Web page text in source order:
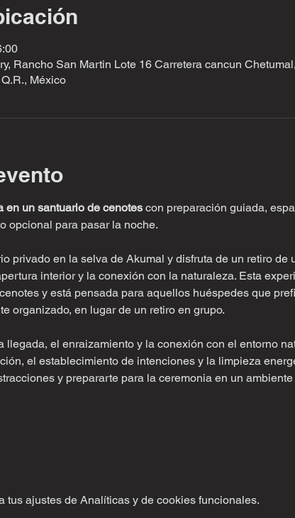
Rancho San Martin Lote 16 Carretera cancun
México
en un santuario de cenotes con preparación guiada,
opcional para pasar la noche.
privado en la selva de Akumal y disfruta de un retiro de
interior y la conexión con la naturaleza. Esta
y está pensada para aquellos huéspedes que
organizado, en lugar de un retiro en grupo.
llegada, el enraizamiento y la conexión con el entorno
el establecimiento de intenciones y la limpieza
y prepararte para la ceremonia en un
tus ajustes de Analíticas y de cookies funcionales.